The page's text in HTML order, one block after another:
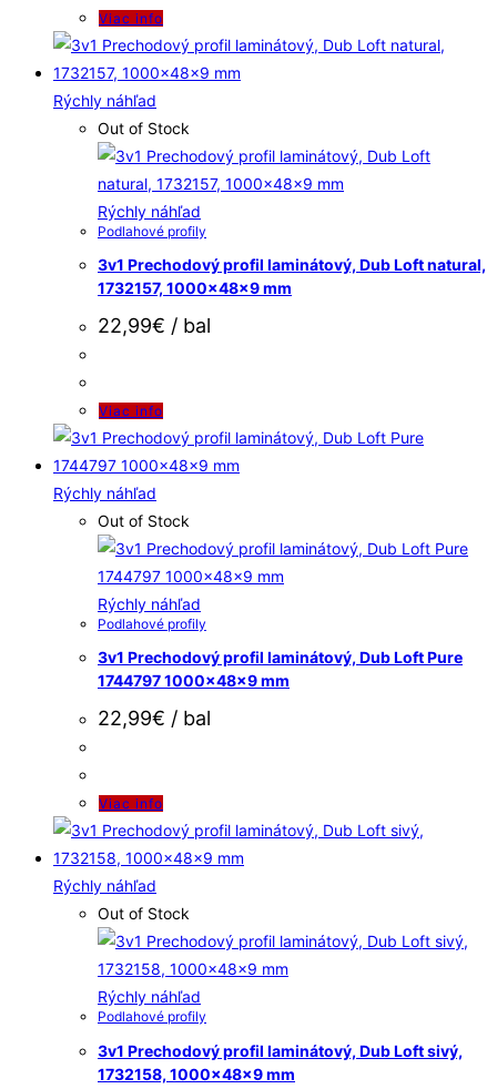
Viac info
Rýchly náhľad
Out of Stock
Rýchly náhľad
Podlahové profily
3v1 Prechodový profil laminátový, Dub Loft natural,
1732157, 1000x48x9 mm
22,99€ / bal
Viac info
Rýchly náhľad
Out of Stock
Rýchly náhľad
Podlahové profily
3v1 Prechodový profil laminátový, Dub Loft Pure
1744797 1000x48x9 mm
22,99€ / bal
Viac info
Rýchly náhľad
Out of Stock
Rýchly náhľad
Podlahové profily
3v1 Prechodový profil laminátový, Dub Loft sivý,
1732158, 1000x48x9 mm